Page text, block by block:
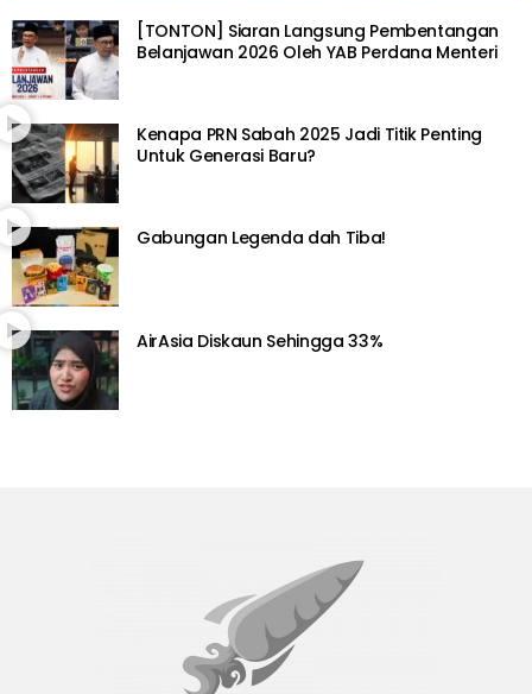
[TONTON] Siaran Langsung Pembentangan
Belanjawan 2026 Oleh YAB Perdana Menteri
Kenapa PRN Sabah 2025 Jadi Titik Penting
Untuk Generasi Baru?
Gabungan Legenda dah Tiba!
AirAsia Diskaun Sehingga 33%